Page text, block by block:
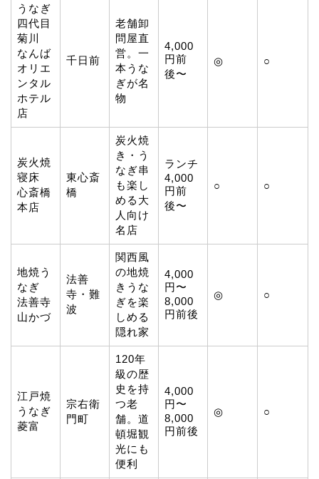
うなぎ
四代目
菊川
なんば
オリエ
ンタル
ホテル
店
千日前
老舗卸
問屋直
営。一
本うな
ぎが名
物
4,000
円前
後〜
◎ ○
炭火焼
寝床
心斎橋
本店
東心斎
橋
炭火焼
き・う
なぎ串
も楽し
める大
人向け
名店
ランチ
4,000
円前
後〜
○ ○
地焼う
なぎ
法善寺
山かづ
法善
寺・難
波
関西風
の地焼
きうな
ぎを楽
しめる
隠れ家
4,000
円〜
8,000
円前後
◎ ○
江戸焼
うなぎ
菱富
宗右衛
門町
120年
級の歴
史を持
つ老
舗。道
頓堀観
光にも
便利
4,000
円〜
8,000
円前後
◎ ○